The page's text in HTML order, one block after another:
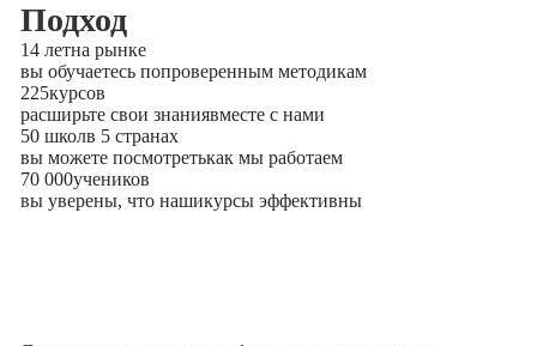
Подход
14 летна рынке
вы обучаетесь попроверенным методикам
225курсов
расширьте свои знаниявместе с нами
50 школв 5 странах
вы можете посмотретькак мы работаем
70 000учеников
вы уверены, что нашикурсы эффективны